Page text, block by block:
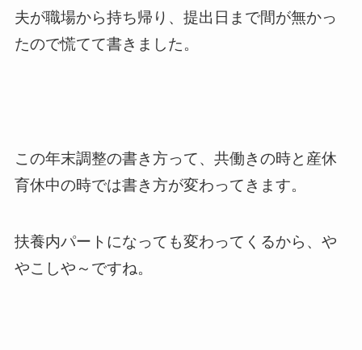
夫が職場から持ち帰り、提出日まで間が無かっ
たので慌てて書きました。
この年末調整の書き方って、共働きの時と産休
育休中の時では書き方が変わってきます。
扶養内パートになっても変わってくるから、や
やこしや～ですね。